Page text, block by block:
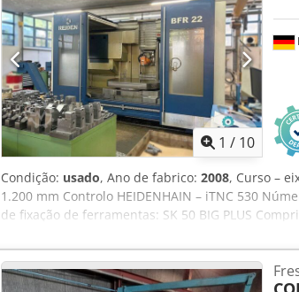
1 / 10
Condição: usado, Ano de fabrico: 2008, Curso –
1.200 mm Controlo HEIDENHAIN – iTNC 530
de fixação de ferramentas: SK 50 BIG PLUS
Aiiea Diâmetro máximo da ferramenta: 250 mm
rotativa: 1.700 mm Diâmetro do grande círculo
Centro de usinagem de 5 eixos simultâneos |